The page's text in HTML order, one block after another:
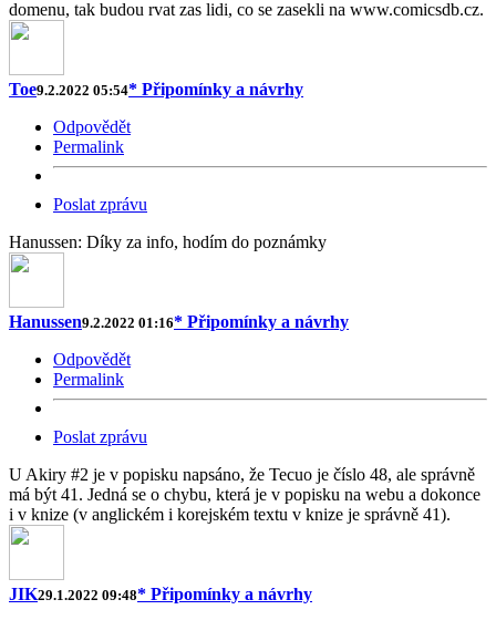
domenu, tak budou rvat zas lidi, co se zasekli na www.comicsdb.cz.
Toe9.2.2022 05:54* Připomínky a návrhy
Odpovědět
Permalink
Poslat zprávu
Hanussen: Díky za info, hodím do poznámky
Hanussen9.2.2022 01:16* Připomínky a návrhy
Odpovědět
Permalink
Poslat zprávu
U Akiry #2 je v popisku napsáno, že Tecuo je číslo 48, ale správně
má být 41. Jedná se o chybu, která je v popisku na webu a dokonce
i v knize (v anglickém i korejském textu v knize je správně 41).
JIK29.1.2022 09:48* Připomínky a návrhy